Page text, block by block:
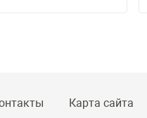
Карта сайта